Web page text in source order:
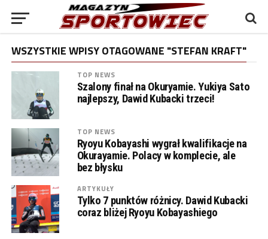
WSZYSTKIE WPISY OTAGOWANE "STEFAN KRAFT"
TOP NEWS
Szalony finał na Okuryamie. Yukiya Sato
najlepszy, Dawid Kubacki trzeci!
TOP NEWS
Ryoyu Kobayashi wygrał kwalifikacje na
Okurayamie. Polacy w komplecie, ale
bez błysku
ARTYKUŁY
Tylko 7 punktów różnicy. Dawid Kubacki
coraz bliżej Ryoyu Kobayashiego